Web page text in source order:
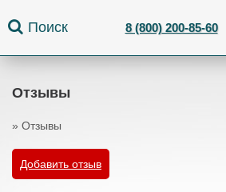
Поиск 8 (800) 200-85-60
Отзывы
Вы здесь
» Отзывы
Добавить отзыв